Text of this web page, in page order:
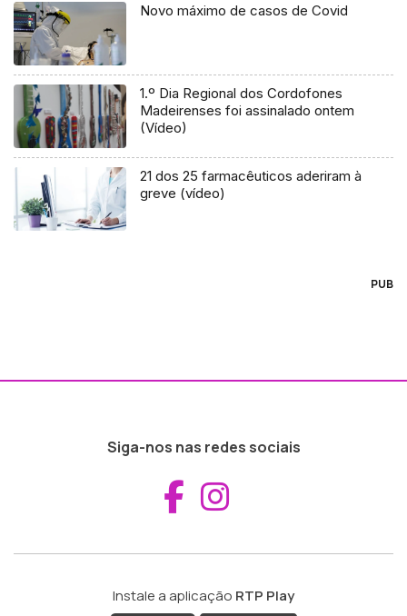
Novo máximo de casos de Covid
1.º Dia Regional dos Cordofones
Madeirenses foi assinalado ontem
(Vídeo)
21 dos 25 farmacêuticos aderiram à
greve (vídeo)
PUB
Siga-nos nas redes sociais
Aceder ao
Instale a aplicação RTP Play